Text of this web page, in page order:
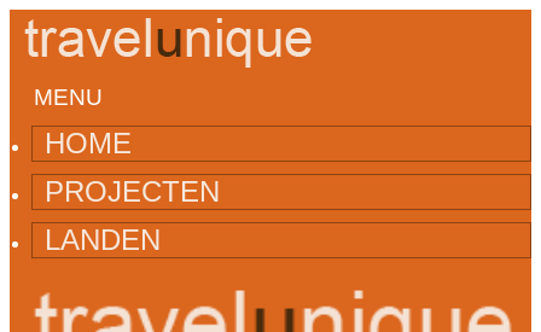
MENU
HOME
PROJECTEN
LANDEN